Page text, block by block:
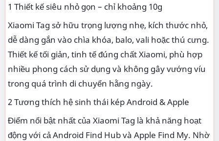
1 Thiết kế siêu nhỏ gọn – chỉ khoảng 10g
Xiaomi Tag sở hữu trọng lượng nhẹ, kích thước nhỏ,
dễ dàng gắn vào chìa khóa, balo, vali hoặc thú cưng.
Thiết kế tối giản, tinh tế đúng chất Xiaomi, phù hợp
nhiều phong cách sử dụng và không gây vướng víu
trong quá trình di chuyển hằng ngày.
2 Tương thích hệ sinh thái kép Android & Apple
Điểm nổi bật nhất của Xiaomi Tag là khả năng hoạt
động với cả Android Find Hub và Apple Find My. Nhờ